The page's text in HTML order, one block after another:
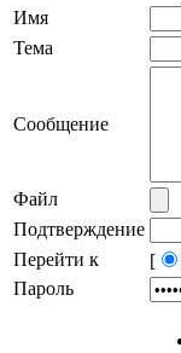
Имя
Тема
Сообщение
Файл
Подтверждение
Перейти к
[
Пароль